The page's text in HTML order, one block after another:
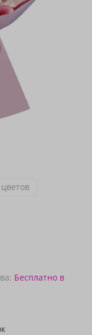
Бесплатно в